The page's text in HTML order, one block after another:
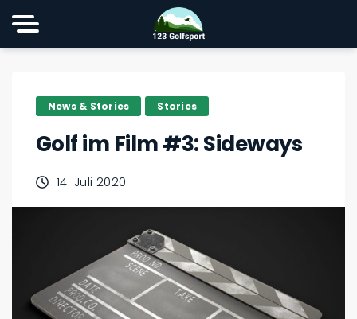
News & Stories Stories
Golf im Film #3: Sideways
14. Juli 2020